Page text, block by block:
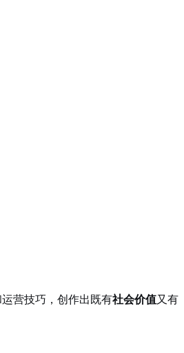
营技巧，创作出既有社会价值又有